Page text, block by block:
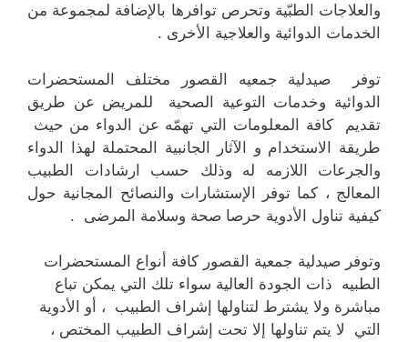
والعلاجات الطبّية وتحرص توافرها بالإضافة لمجموعة من
الخدمات الدوائية والعلاجية الأخرى .
توفر صيدلية جمعيه القصور مختلف المستحضرات
الدوائية وخدمات التوعية الصحية للمريض عن طريق
تقديم كافة المعلومات التي تهمّه عن الدواء من حيث
طريقة الاستخدام و الآثار الجانبية المحتملة لهذا الدواء
والجرعات اللازمه له وذلك حسب ارشادات الطبيب
المعالج ، كما توفر الإستشارات والنصائح المجانية حول
كيفية تناول الأدوية حرصا صحة وسلامة المرضى .
وتوفر صيدلية جمعية القصور كافة أنواع المستحضرات
الطبيه ذات الجودة العالية سواء تلك التي يمكن تباع
مباشرة ولا يشترط لتناولها إشراف الطبيب ، أو الأدوية
التي لا يتم تناولها إلا تحت إشراف الطبيب المختص ،